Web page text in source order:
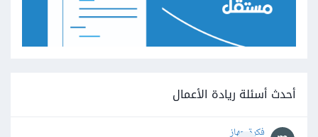
أحدث أسئلة ريادة الأعمال
فكرة جهاز